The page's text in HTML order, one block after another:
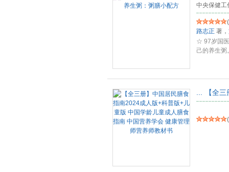
中央保健工
(
路志正 著，
☆ 97岁国
己的养生
【全
(